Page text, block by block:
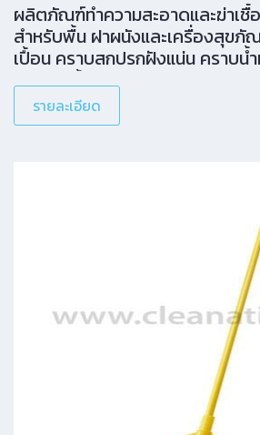
ผลิตภัณฑ์ทำความสะอาดและฆ่าเชื้
สำหรับพื้น ฝาผนังและเครื่องสุขภั
เปื้อน คราบสกปรกฝังแน่น คราบน้
ดีโดยไม่ทิ้งคราบ
รายละเอียด